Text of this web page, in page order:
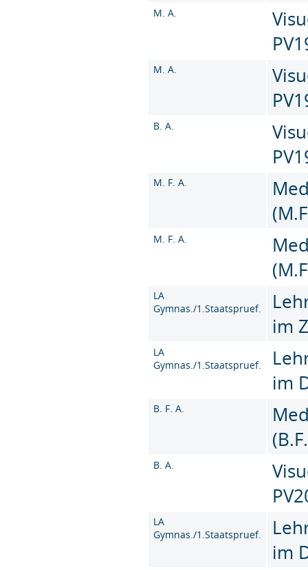
M. A.
M. A.
B. A.
M. F. A.
M. F. A.
LA
Gymnas./1.Staatspruef.
im
LA
Gymnas./1.Staatspruef.
im
B. F. A.
B. A.
LA
Gymnas./1.Staatspruef.
im